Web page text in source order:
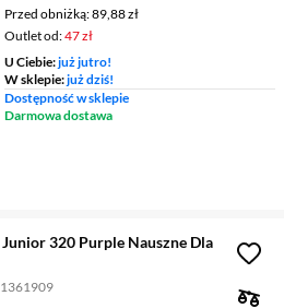
Przed obniżką: 89,88 zł
Przed obniżką:89,88 zł
Outlet od:47 zł
U Ciebie:już jutro!
W sklepie:już dziś!
Dostępność w sklepie
Darmowa dostawa
320 Purple Nauszne Dla